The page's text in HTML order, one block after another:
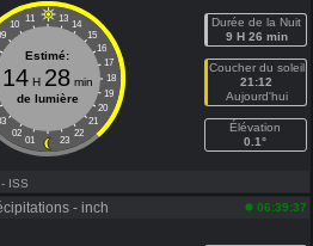
11 13
10
14
15
16
17
18
19
20
21
02
22
01 23
Estimé:
14H 28min
de lumière
Durée de la Nuit
9 H 26 min
Coucher du soleil
21:12
Aujourd'hui
Élévation
0.1°
- ISS
- inch 06:39:37